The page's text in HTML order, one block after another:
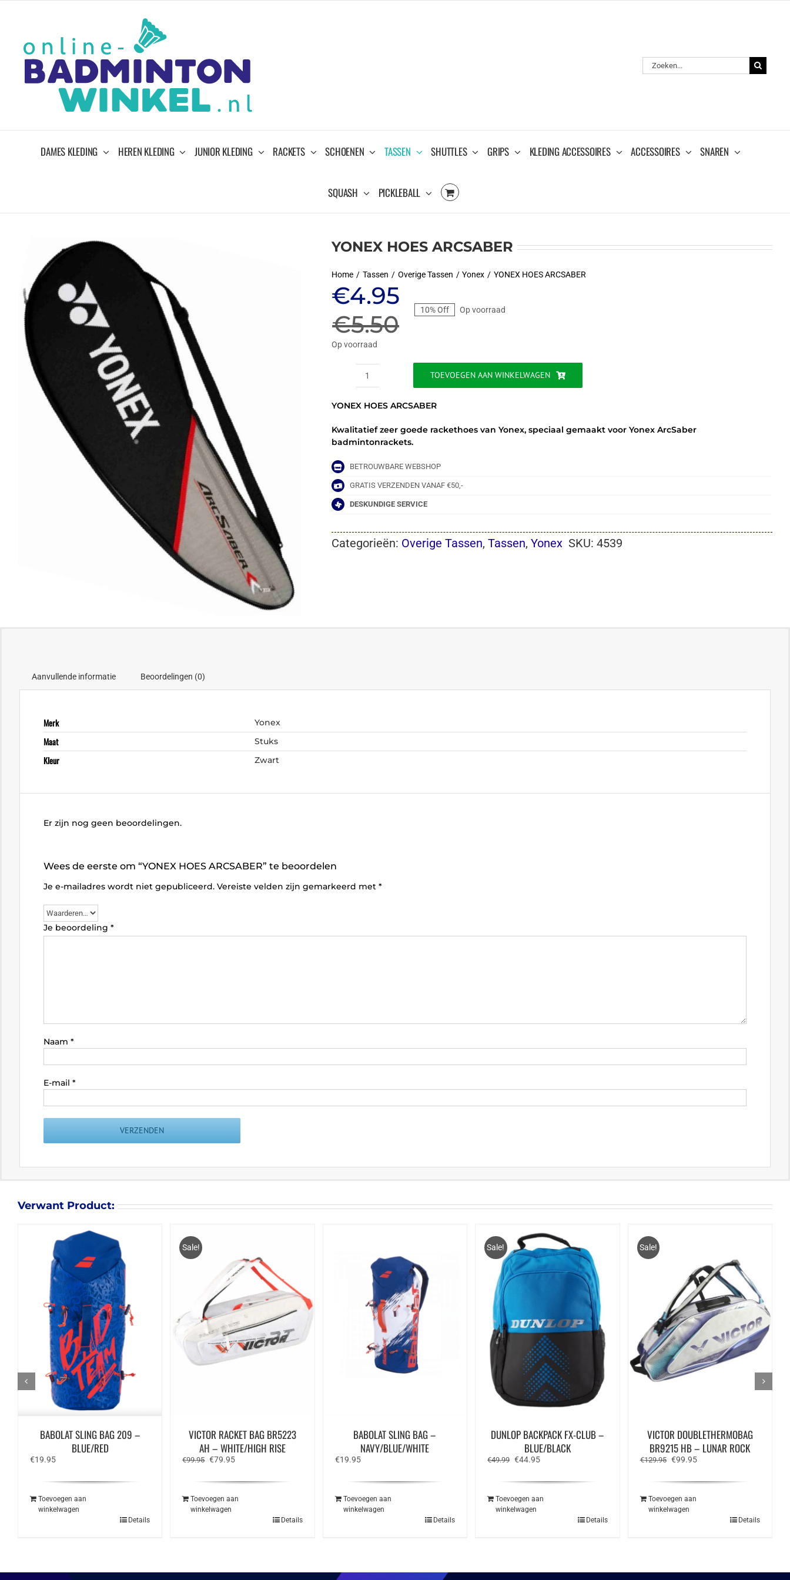
Zoeken
naar:
DAMES KLEDING HEREN KLEDING JUNIOR KLEDING RACKETS SCHOENEN TASSEN SHUTTLES GRIPS KLEDING ACCESSOIRES ACCESSOIRES SNAREN
SQUASH PICKLEBALL
YONEX HOES ARCSABER
Home Tassen Overige Tassen Yonex YONEX HOES ARCSABER
€5.50
Oorspronkelijke
prijs
was:
€5.50.
€4.95
Huidige
prijs
is:
€4.95.
10% Off Op voorraad
Op voorraad
YONEX
ARCSABER
TOEVOEGEN AAN WINKELWAGEN
YONEX HOES ARCSABER
Kwalitatief zeer goede rackethoes van Yonex, speciaal gemaakt voor Yonex ArcSaber
badmintonrackets.
BETROUWBARE WEBSHOP
GRATIS VERZENDEN VANAF €50,-
DESKUNDIGE SERVICE
Categorieën: Overige Tassen,Tassen,Yonex SKU:4539
Aanvullende informatie Beoordelingen (0)
Merk Yonex
Maat Stuks
Kleur Zwart
Er zijn nog geen beoordelingen.
Wees de eerste om “YONEX HOES ARCSABER” te beoordelen
Je e-mailadres wordt niet gepubliceerd. Vereiste velden zijn gemarkeerd met *
Je beoordeling *
Naam *
E-mail *
Verwant Product:
BABOLAT SLING BAG 209 –
BLUE/RED
€19.95
Toevoegen aan
winkelwagen
Details
Sale!
VICTOR RACKET BAG BR5223
AH – WHITE/HIGH RISE
€99.95 Oorspronkelijke
€79.95Huidige
Toevoegen aan
winkelwagen
Details
BABOLAT SLING BAG –
NAVY/BLUE/WHITE
€19.95
Toevoegen aan
winkelwagen
Details
Sale!
DUNLOP BACKPACK FX-CLUB –
BLUE/BLACK
€49.99 Oorspronkelijke
€44.95Huidige
Toevoegen aan
winkelwagen
Details
Sale!
VICTOR DOUBLETHERMOBAG
BR9215 HB – LUNAR ROCK
€129.95 Oorspronkelijke
€99.95Huidige
Toevoegen aan
winkelwagen
Details